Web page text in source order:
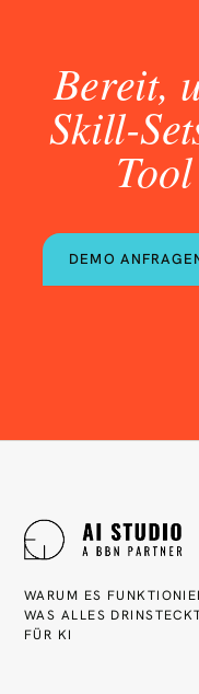
Bereit,
Skill-
DEMO
WARUM ES
WAS ALLES
FÜR KI